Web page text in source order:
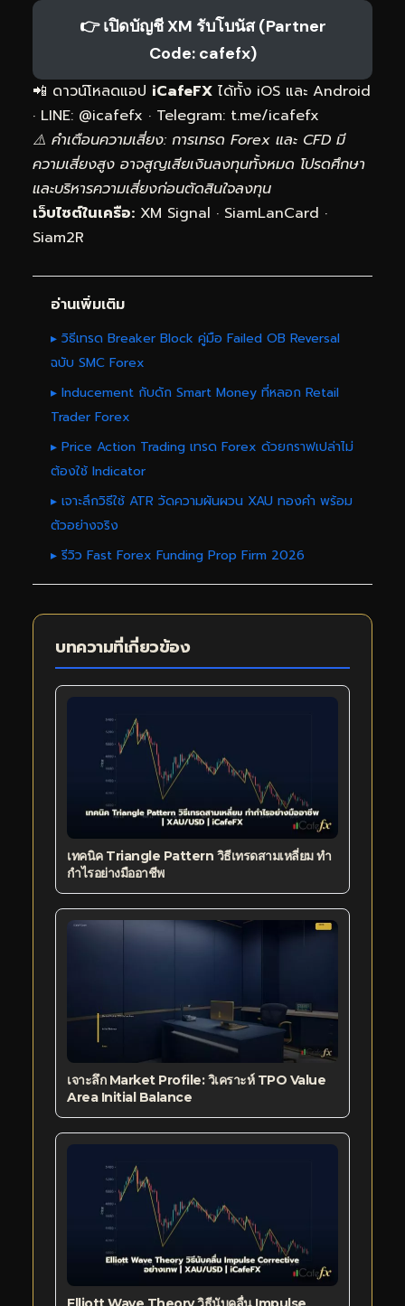
👉 เปิดบัญชี XM รับโบนัส (Partner
Code: cafefx)
📲 ดาวน์โหลดแอป iCafeFX ได้ทั้ง iOS และ Android
· LINE: @icafefx · Telegram: t.me/icafefx
⚠️ คำเตือนความเสี่ยง: การเทรด Forex และ CFD มี
ความเสี่ยงสูง อาจสูญเสียเงินลงทุนทั้งหมด โปรดศึกษา
และบริหารความเสี่ยงก่อนตัดสินใจลงทุน
เว็บไซต์ในเครือ: XM Signal · SiamLanCard ·
Siam2R
อ่านเพิ่มเติม
▸ วิธีเทรด Breaker Block คู่มือ Failed OB Reversal
ฉบับ SMC Forex
▸ Inducement กับดัก Smart Money ที่หลอก Retail
Trader Forex
▸ Price Action Trading เทรด Forex ด้วยกราฟเปล่าไม่
ต้องใช้ Indicator
▸ เจาะลึกวิธีใช้ ATR วัดความผันผวน XAU ทองคำ พร้อม
ตัวอย่างจริง
▸ รีวิว Fast Forex Funding Prop Firm 2026
บทความที่เกี่ยวข้อง
เทคนิค Triangle Pattern วิธีเทรดสามเหลี่ยม ทำ
กำไรอย่างมืออาชีพ
เจาะลึก Market Profile: วิเคราะห์ TPO Value
Area Initial Balance